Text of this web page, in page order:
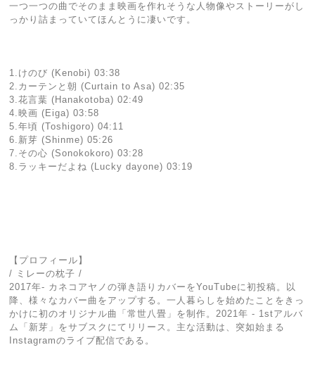
一つ一つの曲でそのまま映画を作れそうな人物像やストーリーがし
っかり詰まっていてほんとうに凄いです。
1.けのび (Kenobi) 03:38
2.カーテンと朝 (Curtain to Asa) 02:35
3.花言葉 (Hanakotoba) 02:49
4.映画 (Eiga) 03:58
5.年頃 (Toshigoro) 04:11
6.新芽 (Shinme) 05:26
7.その心 (Sonokokoro) 03:28
8.ラッキーだよね (Lucky dayone) 03:19
【プロフィール】
/ ミレーの枕子 /
2017年- カネコアヤノの弾き語りカバーをYouTubeに初投稿。以
降、様々なカバー曲をアップする。一人暮らしを始めたことをきっ
かけに初のオリジナル曲「常世八畳」を制作。2021年 - 1stアルバ
ム「新芽」をサブスクにてリリース。主な活動は、突如始まる
Instagramのライブ配信である。